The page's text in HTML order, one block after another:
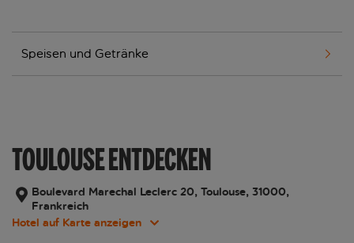
Speisen und Getränke
TOULOUSE ENTDECKEN
Boulevard Marechal Leclerc 20, Toulouse, 31000,
Frankreich
Hotel auf Karte anzeigen